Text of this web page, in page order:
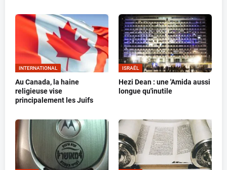
INTERNATIONAL
Au Canada, la haine
religieuse vise
principalement les Juifs
ISRAËL
Hezi Dean : une 'Amida aussi
longue qu'inutile